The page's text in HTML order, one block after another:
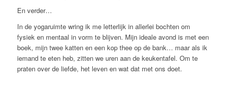
En verder…
In de yogaruimte wring ik me letterlijk in allerlei bochten om
fysiek en mentaal in vorm te blijven. Mijn ideale avond is met een
boek, mijn twee katten en een kop thee op de bank… maar als ik
iemand te eten heb, zitten we uren aan de keukentafel. Om te
praten over de liefde, het leven en wat dat met ons doet.